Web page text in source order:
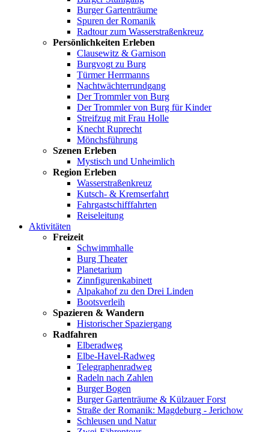
Burger Gartenträume
Spuren der Romanik
Radtour zum Wasserstraßenkreuz
Persönlichkeiten Erleben
Clausewitz & Garnison
Burgvogt zu Burg
Türmer Herrmanns
Nachtwächterrundgang
Der Trommler von Burg
Der Trommler von Burg für Kinder
Streifzug mit Frau Holle
Knecht Ruprecht
Mönchsführung
Szenen Erleben
Mystisch und Unheimlich
Region Erleben
Wasserstraßenkreuz
Kutsch- & Kremserfahrt
Fahrgastschifffahrten
Reiseleitung
Aktivitäten
Freizeit
Schwimmhalle
Burg Theater
Planetarium
Zinnfigurenkabinett
Alpakahof zu den Drei Linden
Bootsverleih
Spazieren & Wandern
Historischer Spaziergang
Radfahren
Elberadweg
Elbe-Havel-Radweg
Telegraphenradweg
Radeln nach Zahlen
Burger Bogen
Burger Gartenträume & Külzauer Forst
Straße der Romanik: Magdeburg - Jerichow
Schleusen und Natur